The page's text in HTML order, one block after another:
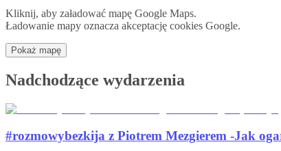
Kliknij, aby załadować mapę Google Maps.
Ładowanie mapy oznacza akceptację cookies Google.
Pokaż mapę
Nadchodzące wydarzenia
#rozmowybezkija z Piotrem Mezgierem -Jak